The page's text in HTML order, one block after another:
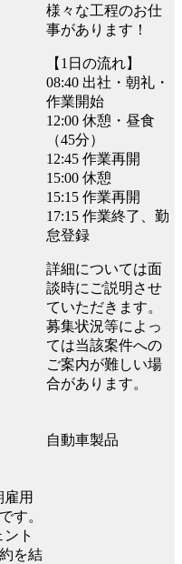
様々な工程のお仕
事があります！
【1日の流れ】
08:40 出社・朝礼・
作業開始
12:00 休憩・昼食
（45分）
12:45 作業再開
15:00 休憩
15:15 作業再開
17:15 作業終了、勤
怠登録
詳細については面
談時にご説明させ
ていただきます。
募集状況等によっ
ては当該案件への
ご案内が難しい場
合があります。
自動車製品
用
す。
ト
を結